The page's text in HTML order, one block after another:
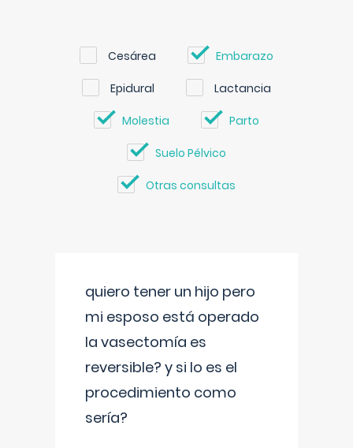
Cesárea Embarazo
Epidural Lactancia
Molestia Parto
Suelo Pélvico
Otras consultas
quiero tener un hijo pero
mi esposo está operado
la vasectomía es
reversible? y si lo es el
procedimiento como
sería?